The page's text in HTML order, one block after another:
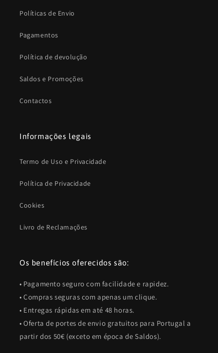
Políticas de Envio
Pagamentos
Política de devolução
Saldos e Promoções
Contactos
Informações legais
Termo de Uso e Privacidade
Política de Privacidade
Cookies
Livro de Reclamações
Os benefícios oferecidos são:
• Pagamento seguro com facilidade e rapidez.
• Compras seguras com apenas um clique.
• Entregas rápidas em até 48 horas.
• Oferta de portes de envio gratuitos para Portugal a
partir dos 50€ (exceto em época de Saldos).